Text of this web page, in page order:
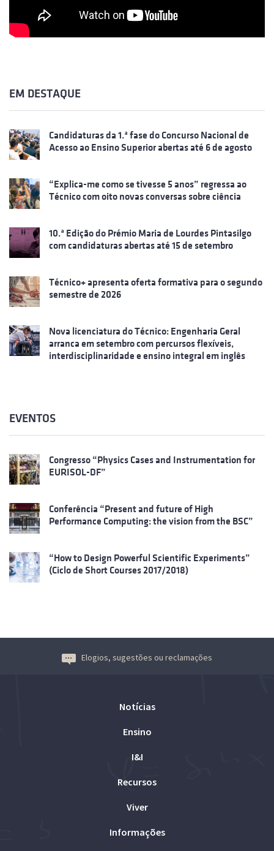
EM DESTAQUE
Candidaturas da 1.ª fase do Concurso Nacional de
Acesso ao Ensino Superior abertas até 6 de agosto
“Explica-me como se tivesse 5 anos” regressa ao
Técnico com oito novas conversas sobre ciência
10.ª Edição do Prémio Maria de Lourdes Pintasilgo
com candidaturas abertas até 15 de setembro
Técnico+ apresenta oferta formativa para o segundo
semestre de 2026
Nova licenciatura do Técnico: Engenharia Geral
arranca em setembro com percursos flexíveis,
interdisciplinaridade e ensino integral em inglês
EVENTOS
Congresso “Physics Cases and Instrumentation for
EURISOL-DF”
Conferência “Present and future of High
Performance Computing: the vision from the BSC”
“How to Design Powerful Scientific Experiments”
(Ciclo de Short Courses 2017/2018)
Elogios, sugestões ou reclamações
Notícias
Ensino
I&I
Recursos
Viver
Informações